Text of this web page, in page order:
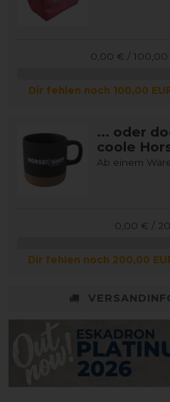
0,00 € / 100,00
Dir fehlen noch 100,00
... oder
coole
Ab einem
0,00 € /
Dir fehlen noch 200,00